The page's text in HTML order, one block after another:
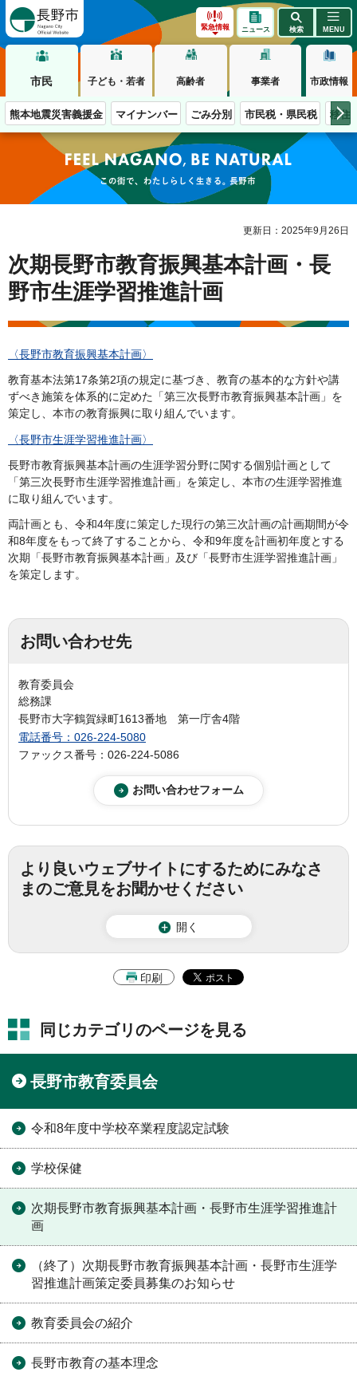
緊急情報 ニュース 検索 MENU
市民 子ども・若者 高齢者 事業者 市政情報
熊本地震災害義援金 マイナンバー ごみ分別 市民税・県民税 移住
この街で、わたしらしく生きる。長野市
更新日：2025年9月26日
次期長野市教育振興基本計画・長
野市生涯学習推進計画
〈長野市教育振興基本計画〉
教育基本法第17条第2項の規定に基づき、教育の基本的な方針や講
ずべき施策を体系的に定めた「第三次長野市教育振興基本計画」を
策定し、本市の教育振興に取り組んでいます。
〈長野市生涯学習推進計画〉
長野市教育振興基本計画の生涯学習分野に関する個別計画として
「第三次長野市生涯学習推進計画」を策定し、本市の生涯学習推進
に取り組んでいます。
両計画とも、令和4年度に策定した現行の第三次計画の計画期間が令
和8年度をもって終了することから、令和9年度を計画初年度とする
次期「長野市教育振興基本計画」及び「長野市生涯学習推進計画」
を策定します。
お問い合わせ先
教育委員会
総務課
長野市大字鶴賀緑町1613番地 第一庁舎4階
電話番号：026-224-5080
ファックス番号：026-224-5086
より良いウェブサイトにするためにみなさ
まのご意見をお聞かせください
開く
印刷
同じカテゴリのページを見る
長野市教育委員会
令和8年度中学校卒業程度認定試験
学校保健
次期長野市教育振興基本計画・長野市生涯学習推進計
画
（終了）次期長野市教育振興基本計画・長野市生涯学
習推進計画策定委員募集のお知らせ
教育委員会の紹介
長野市教育の基本理念